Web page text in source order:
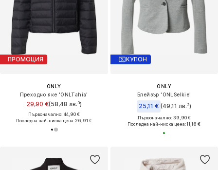
ПРОМОЦИЯ
ONLY
Преходно яке 'ONLTahia'
29,90 €(58,48 лв.³)
Първоначално: 44,90 €
Последна най-ниска цена:26,91 €
КУПОН
ONLY
Блейзър 'ONLSelkie'
25,11 € (49,11 лв.³)
Първоначално: 39,90 €
Последна най-ниска цена:11,16 €